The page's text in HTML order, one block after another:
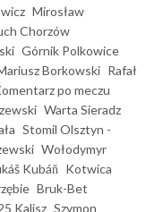
Mirosław
Chorzów
Górnik Polkowice
Borkowski Rafał
po meczu
Warta Sieradz
Stomil Olsztyn -
Wołodymyr
Kubáň Kotwica
Bruk-Bet
Kalisz Szymon